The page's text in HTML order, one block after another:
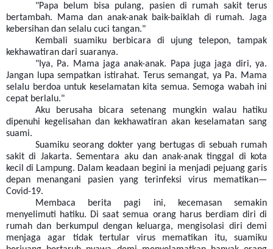
"Papa belum bisa pulang, pasien di rumah sakit terus
bertambah. Mama dan anak-anak baik-baiklah di rumah. Jaga
kebersihan dan selalu cuci tangan."
Kembali suamiku berbicara di ujung telepon, tampak
kekhawatiran dari suaranya.
"Iya, Pa. Mama jaga anak-anak. Papa juga jaga diri, ya.
Jangan lupa sempatkan istirahat. Terus semangat, ya Pa. Mama
selalu berdoa untuk keselamatan kita semua. Semoga wabah ini
cepat berlalu."
Aku berusaha bicara setenang mungkin walau hatiku
dipenuhi kegelisahan dan kekhawatiran akan keselamatan sang
suami.
Suamiku seorang dokter yang bertugas di sebuah rumah
sakit di Jakarta. Sementara aku dan anak-anak tinggal di kota
kecil di Lampung. Dalam keadaan begini ia menjadi pejuang garis
depan menangani pasien yang terinfeksi virus mematikan—
Covid-19.
Membaca berita pagi ini, kecemasan semakin
menyelimuti hatiku. Di saat semua orang harus berdiam diri di
rumah dan berkumpul dengan keluarga, mengisolasi diri demi
menjaga agar tidak tertular virus mematikan itu, suamiku